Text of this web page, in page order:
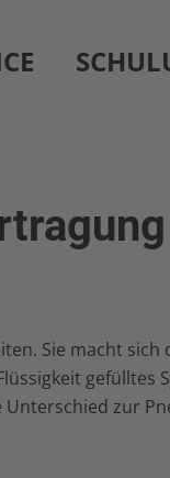
Sie macht sich
gefülltes
zur